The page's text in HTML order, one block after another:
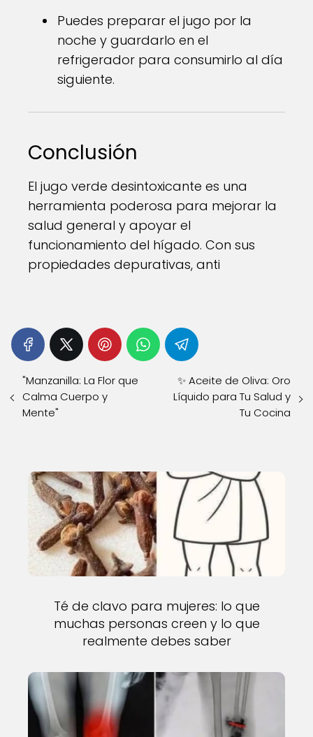
Puedes preparar el jugo por la
noche y guardarlo en el
refrigerador para consumirlo al día
siguiente.
Conclusión
El jugo verde desintoxicante es una
herramienta poderosa para mejorar la
salud general y apoyar el
funcionamiento del hígado. Con sus
propiedades depurativas, anti
"Manzanilla: La Flor que
Calma Cuerpo y
Mente"
✨ Aceite de Oliva: Oro
Líquido para Tu Salud y
Tu Cocina
Té de clavo para mujeres: lo que
muchas personas creen y lo que
realmente debes saber